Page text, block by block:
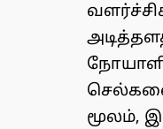
மூலம்,